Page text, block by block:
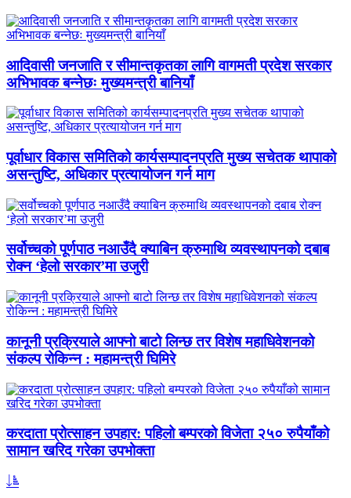
आदिवासी जनजाति र सीमान्तकृतका लागि वागमती प्रदेश सरकार
अभिभावक बन्नेछः मुख्यमन्त्री बानियाँ
पूर्वाधार विकास समितिको कार्यसम्पादनप्रति मुख्य सचेतक थापाको
असन्तुष्टि, अधिकार प्रत्यायोजन गर्न माग
सर्वोच्चको पूर्णपाठ नआउँदै क्याबिन क्रुमाथि व्यवस्थापनको दबाब
रोक्न ‘हेलो सरकार’मा उजुरी
कानूनी प्रक्रियाले आफ्नो बाटो लिन्छ तर विशेष महाधिवेशनको
संकल्प रोकिन्न : महामन्त्री घिमिरे
करदाता प्रोत्साहन उपहार: पहिलो बम्परको विजेता २५० रुपैयाँको
सामान खरिद गरेका उपभोक्ता